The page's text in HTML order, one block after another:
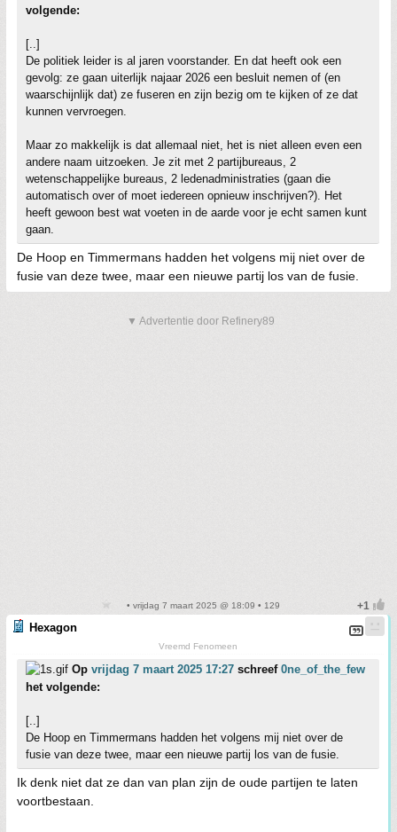
volgende:
[..]
De politiek leider is al jaren voorstander. En dat heeft ook een
gevolg: ze gaan uiterlijk najaar 2026 een besluit nemen of (en
waarschijnlijk dat) ze fuseren en zijn bezig om te kijken of ze dat
kunnen vervroegen.
Maar zo makkelijk is dat allemaal niet, het is niet alleen even een
andere naam uitzoeken. Je zit met 2 partijbureaus, 2
wetenschappelijke bureaus, 2 ledenadministraties (gaan die
automatisch over of moet iedereen opnieuw inschrijven?). Het
heeft gewoon best wat voeten in de aarde voor je echt samen kunt
gaan.
De Hoop en Timmermans hadden het volgens mij niet over de
fusie van deze twee, maar een nieuwe partij los van de fusie.
▼ Advertentie door Refinery89
• vrijdag 7 maart 2025 @ 18:09 • 129
Hexagon
Vreemd Fenomeen
Op vrijdag 7 maart 2025 17:27 schreef 0ne_of_the_few
het volgende:
[..]
De Hoop en Timmermans hadden het volgens mij niet over de
fusie van deze twee, maar een nieuwe partij los van de fusie.
Ik denk niet dat ze dan van plan zijn de oude partijen te laten
voortbestaan.